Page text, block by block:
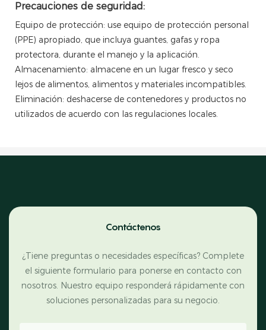
Precauciones de seguridad:
Equipo de protección: use equipo de protección personal
(PPE) apropiado, que incluya guantes, gafas y ropa
protectora, durante el manejo y la aplicación.
Almacenamiento: almacene en un lugar fresco y seco
lejos de alimentos, alimentos y materiales incompatibles.
Eliminación: deshacerse de contenedores y productos no
utilizados de acuerdo con las regulaciones locales.
Contáctenos
¿Tiene preguntas o necesidades específicas? Complete
el siguiente formulario para ponerse en contacto con
nosotros. Nuestro equipo responderá rápidamente con
soluciones personalizadas para su negocio.